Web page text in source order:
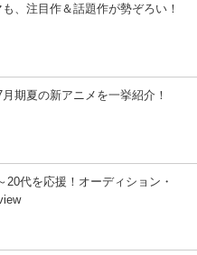
、注目作＆話題作が勢ぞろい！
月期夏の新アニメを一挙紹介！
20代を応援！オーディション・